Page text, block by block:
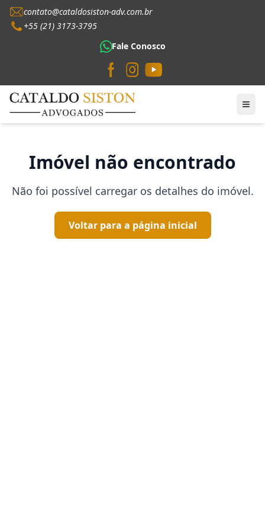
contato@cataldosiston-adv.com.br
+55 (21) 3173-3795
Fale Conosco
Imóvel não encontrado
Não foi possível carregar os detalhes do imóvel.
Voltar para a página inicial